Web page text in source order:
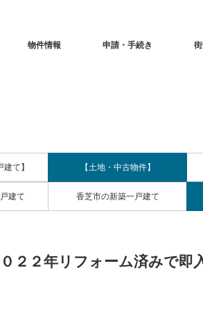
物件情報 申請・手続き
て】 【土地・中古物件】
建て 香芝市の新築一戸建て
２２年リフォーム済みで即